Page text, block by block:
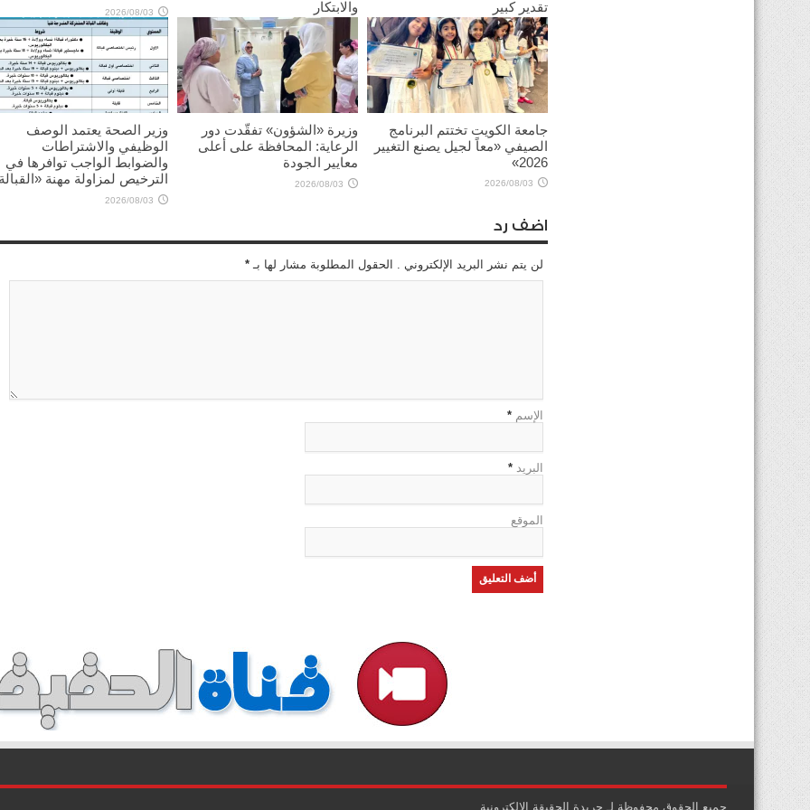
تقدير كبير
2026/08/03
والابتكار
2026/08/03
2026/08/03
جامعة الكويت تختتم البرنامج
الصيفي «معاً لجيل يصنع التغيير
2026»
2026/08/03
وزيرة «الشؤون» تفقّدت دور
الرعاية: المحافظة على أعلى
معايير الجودة
2026/08/03
وزير الصحة يعتمد الوصف
الوظيفي والاشتراطات
والضوابط الواجب توافرها في
الترخيص لمزاولة مهنة
2026/08/03
اضف رد
لن يتم نشر البريد الإلكتروني . الحقول المطلوبة مشار لها بـ *
الإسم *
البريد *
الموقع
جميع الحقوق محفوظة لـ جريدة الحقيقة الإلكترونية .